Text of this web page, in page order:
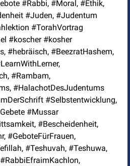
#Rabbi, #Moral, #Ethik,
#Juden, #Judentum
#TorahVortrag
#koscher #kosher
#hebräisch, #BeezratHashem,
#Rambam,
#HalachotDesJudentums
#Selbstentwicklung,
#Mussar
#Bescheidenheit,
#GeboteFürFrauen,
#Teshuvah, #Teshuwa,